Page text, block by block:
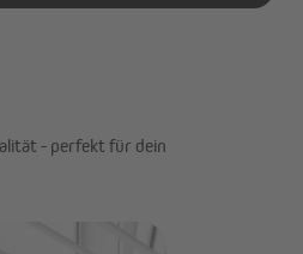
- perfekt für dein